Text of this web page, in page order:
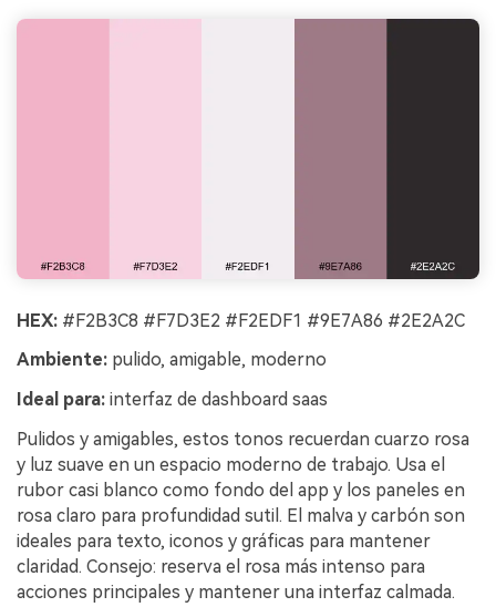
HEX: #F2B3C8 #F7D3E2 #F2EDF1 #9E7A86 #2E2A2C
Ambiente: pulido, amigable, moderno
Ideal para: interfaz de dashboard saas
Pulidos y amigables, estos tonos recuerdan cuarzo rosa
y luz suave en un espacio moderno de trabajo. Usa el
rubor casi blanco como fondo del app y los paneles en
rosa claro para profundidad sutil. El malva y carbón son
ideales para texto, iconos y gráficas para mantener
claridad. Consejo: reserva el rosa más intenso para
acciones principales y mantener una interfaz calmada.